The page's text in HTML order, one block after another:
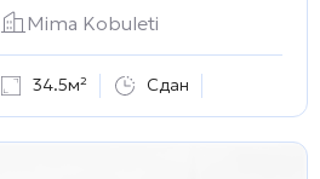
Mima Kobuleti
34.5м² Сдан